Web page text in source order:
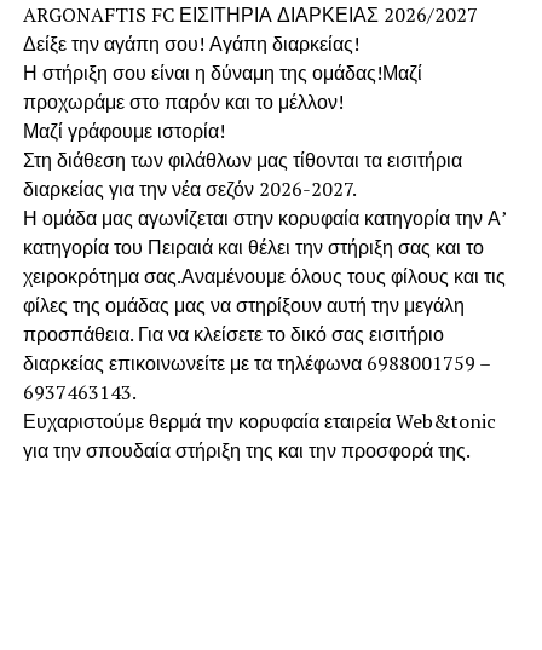
ARGONAFTIS FC ΕΙΣΙΤΗΡΙΑ ΔΙΑΡΚΕΙΑΣ 2026/2027
Δείξε την αγάπη σου! Αγάπη διαρκείας!
Η στήριξη σου είναι η δύναμη της ομάδας!Μαζί
προχωράμε στο παρόν και το μέλλον!
Μαζί γράφουμε ιστορία!
Στη διάθεση των φιλάθλων μας τίθονται τα εισιτήρια
διαρκείας για την νέα σεζόν 2026-2027.
Η ομάδα μας αγωνίζεται στην κορυφαία κατηγορία την Α’
κατηγορία του Πειραιά και θέλει την στήριξη σας και το
χειροκρότημα σας.Αναμένουμε όλους τους φίλους και τις
φίλες της ομάδας μας να στηρίξουν αυτή την μεγάλη
προσπάθεια. Για να κλείσετε το δικό σας εισιτήριο
διαρκείας επικοινωνείτε με τα τηλέφωνα 6988001759 –
6937463143.
Ευχαριστούμε θερμά την κορυφαία εταιρεία Web&tonic
για την σπουδαία στήριξη της και την προσφορά της.